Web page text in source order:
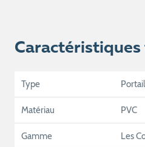
Type Portail
Matériau PVC
Gamme Les